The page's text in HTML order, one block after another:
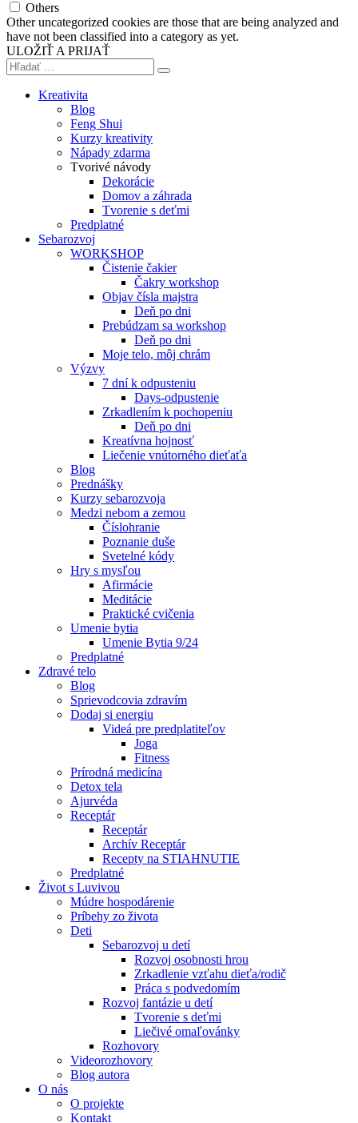
Others
Other uncategorized cookies are those that are being analyzed and
have not been classified into a category as yet.
ULOŽIŤ A PRIJAŤ
Kreativita
Blog
Feng Shui
Kurzy kreativity
Nápady zdarma
Tvorivé návody
Dekorácie
Domov a záhrada
Tvorenie s deťmi
Predplatné
Sebarozvoj
WORKSHOP
Čistenie čakier
Čakry workshop
Objav čísla majstra
Deň po dni
Prebúdzam sa workshop
Deň po dni
Moje telo, môj chrám
Výzvy
7 dní k odpusteniu
Days-odpustenie
Zrkadlením k pochopeniu
Deň po dni
Kreatívna hojnosť
Liečenie vnútorného dieťaťa
Blog
Prednášky
Kurzy sebarozvoja
Medzi nebom a zemou
Číslohranie
Poznanie duše
Svetelné kódy
Hry s mysľou
Afirmácie
Meditácie
Praktické cvičenia
Umenie bytia
Umenie Bytia 9/24
Predplatné
Zdravé telo
Blog
Sprievodcovia zdravím
Dodaj si energiu
Videá pre predplatiteľov
Joga
Fitness
Prírodná medicína
Detox tela
Ajurvéda
Receptár
Receptár
Archív Receptár
Recepty na STIAHNUTIE
Predplatné
Život s Luvivou
Múdre hospodárenie
Príbehy zo života
Deti
Sebarozvoj u detí
Rozvoj osobnosti hrou
Zrkadlenie vzťahu dieťa/rodič
Práca s podvedomím
Rozvoj fantázie u detí
Tvorenie s deťmi
Liečivé omaľovánky
Rozhovory
Videorozhovory
Blog autora
O nás
O projekte
Kontakt